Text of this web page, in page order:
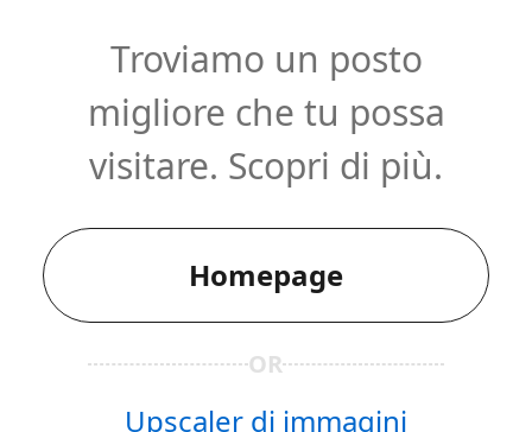
Troviamo un posto
migliore che tu possa
visitare. Scopri di più.
Homepage
OR
Upscaler di immagini